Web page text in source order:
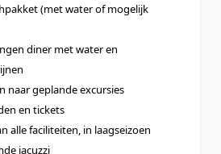
(met water of mogelijk
diner met water en
naar geplande excursies
en tickets
alle faciliteiten, in laagseizoen
jacuzzi